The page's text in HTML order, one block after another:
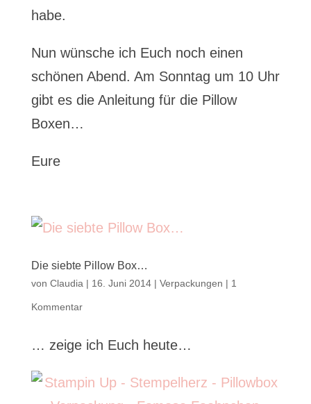
habe.
Nun wünsche ich Euch noch einen
schönen Abend. Am Sonntag um 10 Uhr
gibt es die Anleitung für die Pillow
Boxen…
Eure
Die siebte Pillow Box…
von Claudia | 16. Juni 2014| Verpackungen | 1
Kommentar
… zeige ich Euch heute…